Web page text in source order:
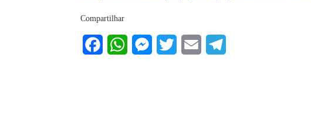
Compartilhar
FacebookWhatsAppMessenger
Twitter Email